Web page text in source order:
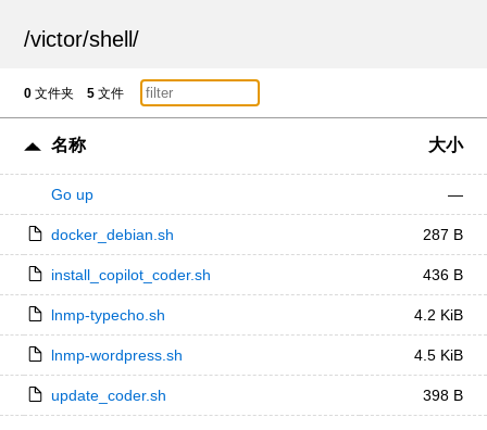
/victor/shell/
0 文件夹 5 文件
名称 大小
Go up —
docker_debian.sh 287 B
install_copilot_coder.sh 436 B
lnmp-typecho.sh 4.2 KiB
lnmp-wordpress.sh 4.5 KiB
update_coder.sh 398 B